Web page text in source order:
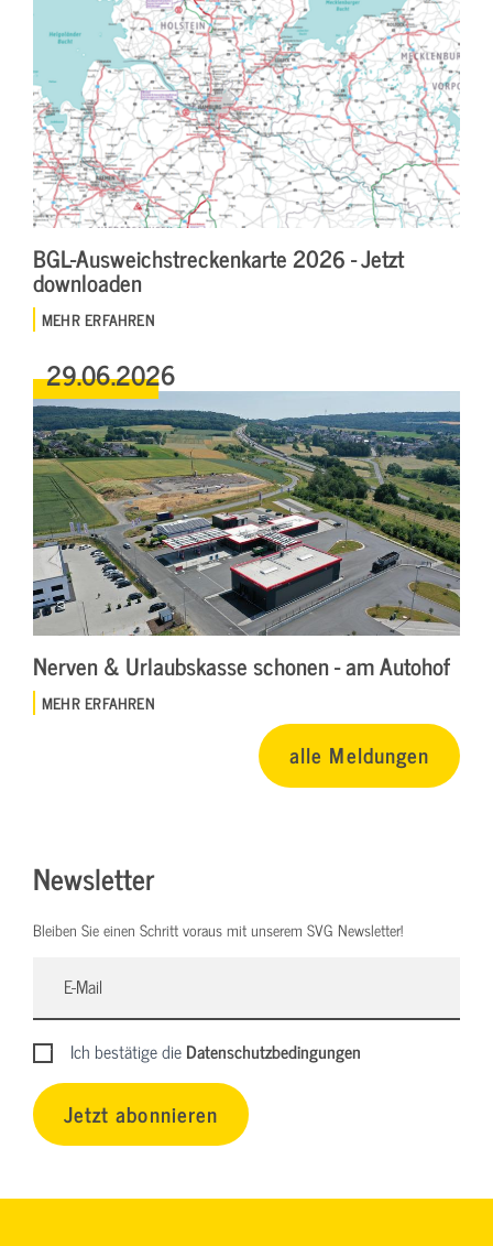
BGL-Ausweichstreckenkarte 2026 - Jetzt
downloaden
MEHR ERFAHREN
29.06.2026
Nerven & Urlaubskasse schonen - am Autohof
MEHR ERFAHREN
alle Meldungen
Newsletter
Bleiben Sie einen Schritt voraus mit unserem SVG Newsletter!
Ich bestätige dieDatenschutzbedingungen
Jetzt abonnieren